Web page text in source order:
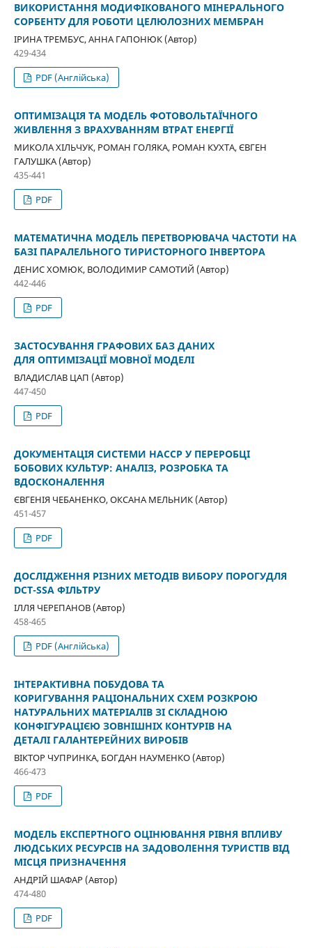
ВИКОРИСТАННЯ МОДИФІКОВАНОГО МІНЕРАЛЬНОГО
СОРБЕНТУ ДЛЯ РОБОТИ ЦЕЛЮЛОЗНИХ МЕМБРАН
ІРИНА ТРЕМБУС, АННА ГАПОНЮК (Автор)
429-434
PDF (Англійська)
ОПТИМІЗАЦІЯ ТА МОДЕЛЬ ФОТОВОЛЬТАЇЧНОГО
ЖИВЛЕННЯ З ВРАХУВАННЯМ ВТРАТ ЕНЕРГІЇ
МИКОЛА ХІЛЬЧУК, РОМАН ГОЛЯКА, РОМАН КУХТА, ЄВГЕН
ГАЛУШКА (Автор)
435-441
PDF
МАТЕМАТИЧНА МОДЕЛЬ ПЕРЕТВОРЮВАЧА ЧАСТОТИ НА
БАЗІ ПАРАЛЕЛЬНОГО ТИРИСТОРНОГО ІНВЕРТОРА
ДЕНИС ХОМЮК, ВОЛОДИМИР САМОТИЙ (Автор)
442-446
PDF
ЗАСТОСУВАННЯ ГРАФОВИХ БАЗ ДАНИХ
ДЛЯ ОПТИМІЗАЦІЇ МОВНОЇ МОДЕЛІ
ВЛАДИСЛАВ ЦАП (Автор)
447-450
PDF
ДОКУМЕНТАЦІЯ СИСТЕМИ HACCP У ПЕРЕРОБЦІ
БОБОВИХ КУЛЬТУР: АНАЛІЗ, РОЗРОБКА ТА
ВДОСКОНАЛЕННЯ
ЄВГЕНІЯ ЧЕБАНЕНКО, ОКСАНА МЕЛЬНИК (Автор)
451-457
PDF
ДОСЛІДЖЕННЯ РІЗНИХ МЕТОДІВ ВИБОРУ ПОРОГУДЛЯ
DCT-SSA ФІЛЬТРУ
ІЛЛЯ ЧЕРЕПАНОВ (Автор)
458-465
PDF (Англійська)
ІНТЕРАКТИВНА ПОБУДОВА ТА
КОРИГУВАННЯ РАЦІОНАЛЬНИХ СХЕМ РОЗКРОЮ
НАТУРАЛЬНИХ МАТЕРІАЛІВ ЗІ СКЛАДНОЮ
КОНФІГУРАЦІЄЮ ЗОВНІШНІХ КОНТУРІВ НА
ДЕТАЛІ ГАЛАНТЕРЕЙНИХ ВИРОБІВ
ВІКТОР ЧУПРИНКА, БОГДАН НАУМЕНКО (Автор)
466-473
PDF
МОДЕЛЬ ЕКСПЕРТНОГО ОЦІНЮВАННЯ РІВНЯ ВПЛИВУ
ЛЮДСЬКИХ РЕСУРСІВ НА ЗАДОВОЛЕННЯ ТУРИСТІВ ВІД
МІСЦЯ ПРИЗНАЧЕННЯ
АНДРІЙ ШАФАР (Автор)
474-480
PDF